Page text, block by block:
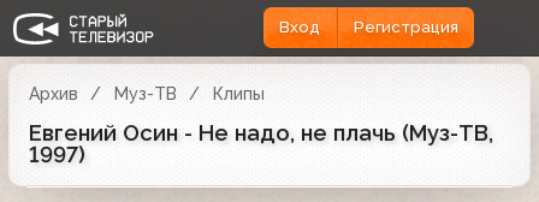
Вход Регистрация
Архив Муз-ТВ Клипы
Евгений Осин - Не надо, не плачь (Муз-ТВ,
1997)